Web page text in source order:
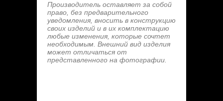
Производитель оставляет за собой
право, без предварительного
уведомления, вносить в конструкцию
своих изделий и в их комплектацию
любые изменения, которые сочтет
необходимым. Внешний вид изделия
может отличаться от
представленного на фотографии.